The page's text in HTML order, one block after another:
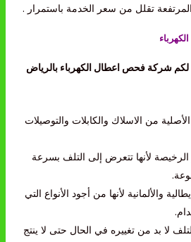
تقلل من سعر الخدمة باستمرار .
لكم شركة فحص اعطال الكهرباء بالرياض
الأصلية من الاسلاك والكابلات والتوصيلات
الرخيصة لأنها تتعرض إلى التلف بسرعة
والألمانية لأنها من أجود الأنواع التي
لا بد من تغييره في الحال حتى لا ينتج